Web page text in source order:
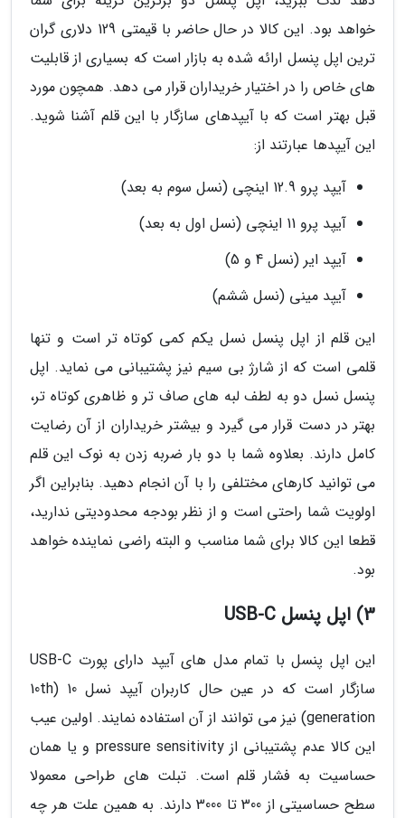
خواهد بود. این کالا در حال حاضر با قیمتی 129 دلاری گران
ترین اپل پنسل ارائه شده به بازار است که بسیاری از قابلیت
های خاص را در اختیار خریداران قرار می دهد. همچون مورد
قبل بهتر است که با آیپدهای سازگار با این قلم آشنا شوید.
این آیپدها عبارتند از:
آیپد پرو 12.9 اینچی (نسل سوم به بعد)
آیپد پرو 11 اینچی (نسل اول به بعد)
آیپد ایر (نسل 4 و 5)
آیپد مینی (نسل ششم)
این قلم از اپل پنسل نسل یکم کمی کوتاه تر است و تنها
قلمی است که از شارژ بی سیم نیز پشتیبانی می نماید. اپل
پنسل نسل دو به لطف لبه های صاف تر و ظاهری کوتاه تر،
بهتر در دست قرار می گیرد و بیشتر خریداران از آن رضایت
کامل دارند. بعلاوه شما با دو بار ضربه زدن به نوک این قلم
می توانید کارهای مختلفی را با آن انجام دهید. بنابراین اگر
اولویت شما راحتی است و از نظر بودجه محدودیتی ندارید،
قطعا این کالا برای شما مناسب و البته راضی نماینده خواهد
بود.
3) اپل پنسل USB-C
این اپل پنسل با تمام مدل های آیپد دارای پورت USB-C
سازگار است که در عین حال کاربران آیپد نسل 10 (10th
generation) نیز می توانند از آن استفاده نمایند. اولین عیب
این کالا عدم پشتیبانی از pressure sensitivity و یا همان
حساسیت به فشار قلم است. تبلت های طراحی معمولا
سطح حساسیتی از 300 تا 3000 دارند. به همین علت هر چه